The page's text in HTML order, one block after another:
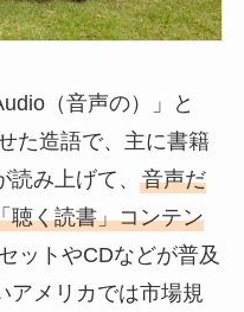
（音声の）」と
た造語で、主に書籍
み上げて、 音声だ
聴く読書」コンテン
ットやCDなどが普及
アメリカでは市場規